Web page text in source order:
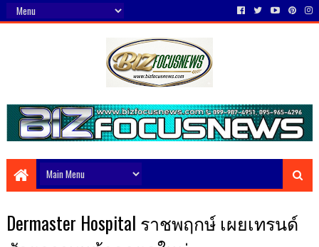
Dermaster Hospital ราชพฤกษ์ เผยเทรนด์